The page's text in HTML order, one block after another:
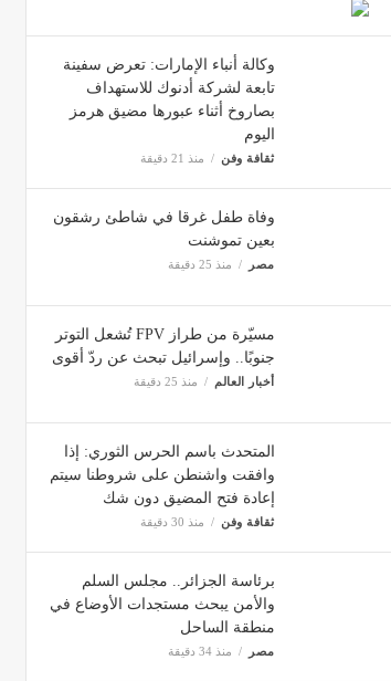
وكالة أنباء الإمارات: تعرض سفينة
تابعة لشركة أدنوك للاستهداف
بصاروخ أثناء عبورها مضيق هرمز
اليوم
ثقافة وفن منذ 21 دقيقة
وفاة طفل غرقا في شاطئ رشقون
بعين تموشنت
مصر منذ 25 دقيقة
مسيّرة من طراز FPV تُشعل التوتر
جنوبًا.. وإسرائيل تبحث عن ردّ أقوى
أخبار العالم منذ 25 دقيقة
المتحدث باسم الحرس الثوري: إذا
وافقت واشنطن على شروطنا سيتم
إعادة فتح المضيق دون شك
ثقافة وفن منذ 30 دقيقة
برئاسة الجزائر.. مجلس السلم
والأمن يبحث مستجدات الأوضاع في
منطقة الساحل
مصر منذ 34 دقيقة